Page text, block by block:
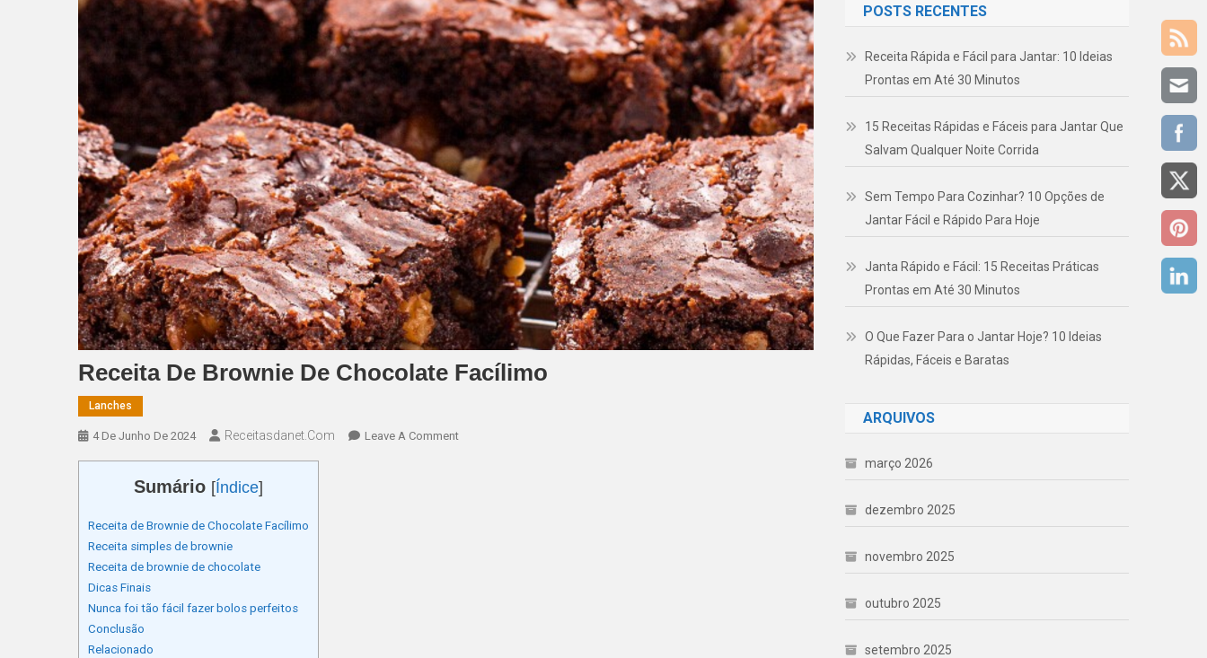
Receita De Brownie De Chocolate Facílimo
Lanches
4 De Junho De 2024 Receitasdanet.com Leave A CommentOn
Sumário [Índice]
Receita de Brownie de Chocolate Facílimo
Receita simples de brownie
Receita de brownie de chocolate
Dicas Finais
Nunca foi tão fácil fazer bolos perfeitos
Conclusão
Relacionado
POSTS RECENTES
Receita Rápida e Fácil para Jantar: 10 Ideias
Prontas em Até 30 Minutos
15 Receitas Rápidas e Fáceis para Jantar Que
Salvam Qualquer Noite Corrida
Sem Tempo Para Cozinhar? 10 Opções de
Jantar Fácil e Rápido Para Hoje
Janta Rápido e Fácil: 15 Receitas Práticas
Prontas em Até 30 Minutos
O Que Fazer Para o Jantar Hoje? 10 Ideias
Rápidas, Fáceis e Baratas
ARQUIVOS
março 2026
dezembro 2025
novembro 2025
outubro 2025
setembro 2025